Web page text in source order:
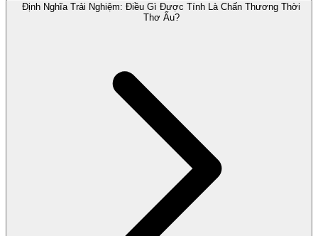
Định Nghĩa Trải Nghiệm: Điều Gì Được Tính Là Chấn Thương Thời
Thơ Ấu?